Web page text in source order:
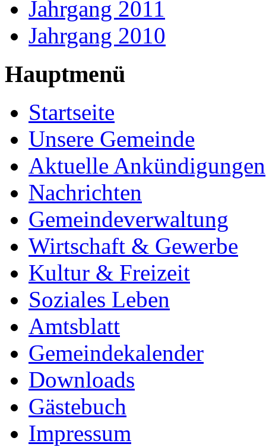
Jahrgang 2011
Jahrgang 2010
Hauptmenü
Startseite
Unsere Gemeinde
Aktuelle Ankündigungen
Nachrichten
Gemeindeverwaltung
Wirtschaft & Gewerbe
Kultur & Freizeit
Soziales Leben
Amtsblatt
Gemeindekalender
Downloads
Gästebuch
Impressum